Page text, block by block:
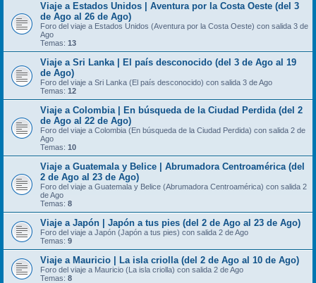
Viaje a Estados Unidos | Aventura por la Costa Oeste (del 3
de Ago al 26 de Ago)
Foro del viaje a Estados Unidos (Aventura por la Costa Oeste) con salida 3 de
Ago
Temas: 13
Viaje a Sri Lanka | El país desconocido (del 3 de Ago al 19
de Ago)
Foro del viaje a Sri Lanka (El país desconocido) con salida 3 de Ago
Temas: 12
Viaje a Colombia | En búsqueda de la Ciudad Perdida (del 2
de Ago al 22 de Ago)
Foro del viaje a Colombia (En búsqueda de la Ciudad Perdida) con salida 2 de
Ago
Temas: 10
Viaje a Guatemala y Belice | Abrumadora Centroamérica (del
2 de Ago al 23 de Ago)
Foro del viaje a Guatemala y Belice (Abrumadora Centroamérica) con salida 2
de Ago
Temas: 8
Viaje a Japón | Japón a tus pies (del 2 de Ago al 23 de Ago)
Foro del viaje a Japón (Japón a tus pies) con salida 2 de Ago
Temas: 9
Viaje a Mauricio | La isla criolla (del 2 de Ago al 10 de Ago)
Foro del viaje a Mauricio (La isla criolla) con salida 2 de Ago
Temas: 8